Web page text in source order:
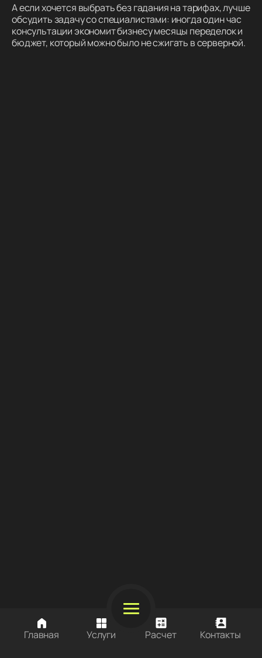
Главная Услуги Расчет Контакты
А если хочется выбрать без гадания на тарифах, лучше
обсудить задачу со специалистами: иногда один час
консультации экономит бизнесу месяцы переделок и
бюджет, который можно было не сжигать в серверной.
Битрикс #Битрикс